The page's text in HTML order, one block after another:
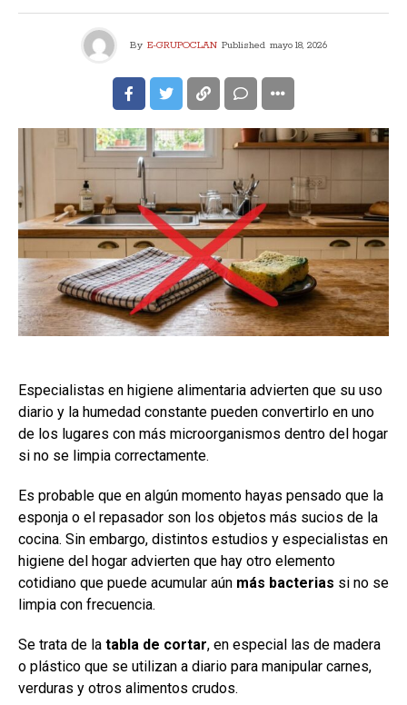
By E-GRUPOCLAN Published mayo 18, 2026
Especialistas en higiene alimentaria advierten que su uso
diario y la humedad constante pueden convertirlo en uno
de los lugares con más microorganismos dentro del hogar
si no se limpia correctamente.
Es probable que en algún momento hayas pensado que la
esponja o el repasador son los objetos más sucios de la
cocina. Sin embargo, distintos estudios y especialistas en
higiene del hogar advierten que hay otro elemento
cotidiano que puede acumular aún más bacterias si no se
limpia con frecuencia.
Se trata de la tabla de cortar, en especial las de madera
o plástico que se utilizan a diario para manipular carnes,
verduras y otros alimentos crudos.